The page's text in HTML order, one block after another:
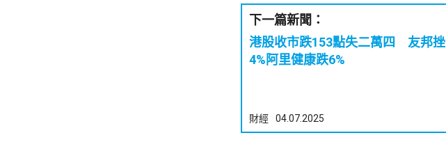
下一篇新聞：
港股收市跌153點失二萬四 友邦挫
4%阿里健康跌6%
財經 04.07.2025